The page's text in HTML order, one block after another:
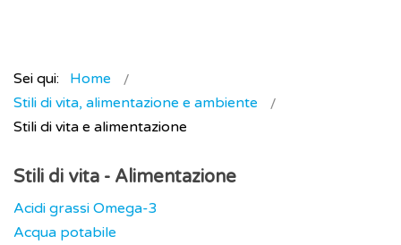
Sei qui:
Home
Stili di vita, alimentazione e ambiente
Stili di vita e alimentazione
Stili di vita - Alimentazione
Acidi grassi Omega-3
Acqua potabile